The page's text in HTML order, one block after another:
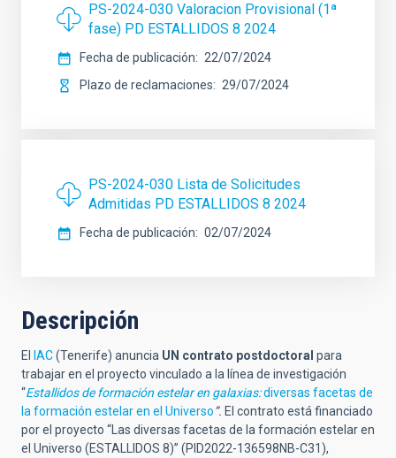
PS-2024-030 Valoracion Provisional (1ª
fase) PD ESTALLIDOS 8 2024
Fecha de publicación
22/07/2024
Plazo de reclamaciones
29/07/2024
PS-2024-030 Lista de Solicitudes
Admitidas PD ESTALLIDOS 8 2024
Fecha de publicación 02/07/2024
Descripción
El IAC(Tenerife) anuncia UN contrato postdoctoral para
trabajar en el proyecto vinculado a la línea de investigación
“Estallidos de formación estelar en galaxias:diversas facetas de
la formación estelar en el Universo”. El contrato está financiado
por el proyecto “Las diversas facetas de la formación estelar en
el Universo (ESTALLIDOS 8)” (PID2022-136598NB-C31),